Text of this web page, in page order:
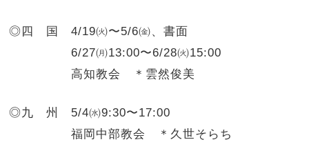
◎四 国
4/19㈫〜5/6㈮、書面
6/27㈪13:00〜6/28㈫15:00
高知教会 ＊雲然俊美
◎九 州
5/4㈬9:30〜17:00
福岡中部教会 ＊久世そらち